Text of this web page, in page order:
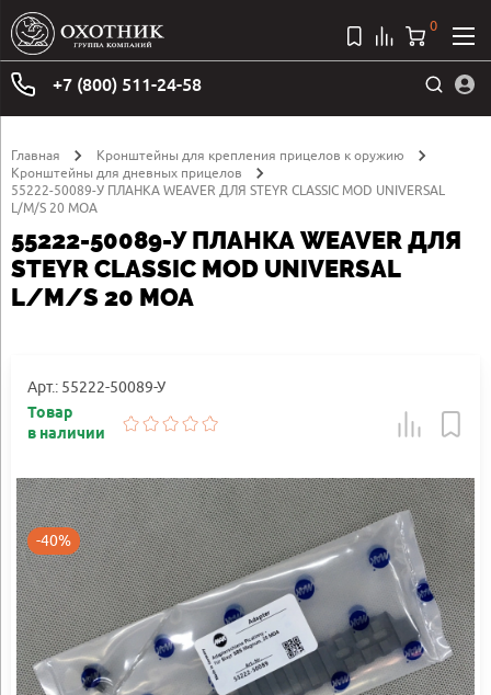
+7 (800) 511-24-58
0
Главная
Кронштейны для крепления прицелов к оружию
Кронштейны для дневных прицелов
55222-50089-У ПЛАНКА WEAVER ДЛЯ STEYR CLASSIC MOD UNIVERSAL
L/M/S 20 MOA
55222-50089-У ПЛАНКА WEAVER ДЛЯ
STEYR CLASSIC MOD UNIVERSAL
L/M/S 20 MOA
Арт.: 55222-50089-У
Товар
в наличии
-40%